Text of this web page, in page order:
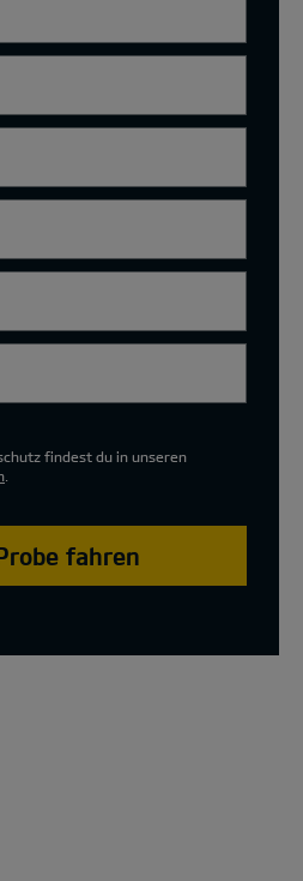
findest du in unseren
fahren